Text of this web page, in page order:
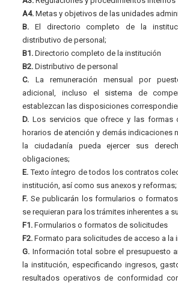
A4. Metas y objetivos de las unidades
B. El directorio completo de la
distributivo de personal;
B1. Directorio completo de la institución
B2. Distributivo de personal
C. La remuneración mensual por
adicional, incluso el sistema de
establezcan las disposiciones
D. Los servicios que ofrece y las formas
horarios de atención y demás indicaciones
la ciudadanía pueda ejercer sus
obligaciones;
E. Texto íntegro de todos los contratos
institución, así como sus anexos y reformas;
F. Se publicarán los formularios o
se requieran para los trámites inherentes a
F1. Formularios o formatos de solicitudes
F2. Formato para solicitudes de acceso a la
G. Información total sobre el presupuesto
la institución, especificando ingresos,
resultados operativos de conformidad